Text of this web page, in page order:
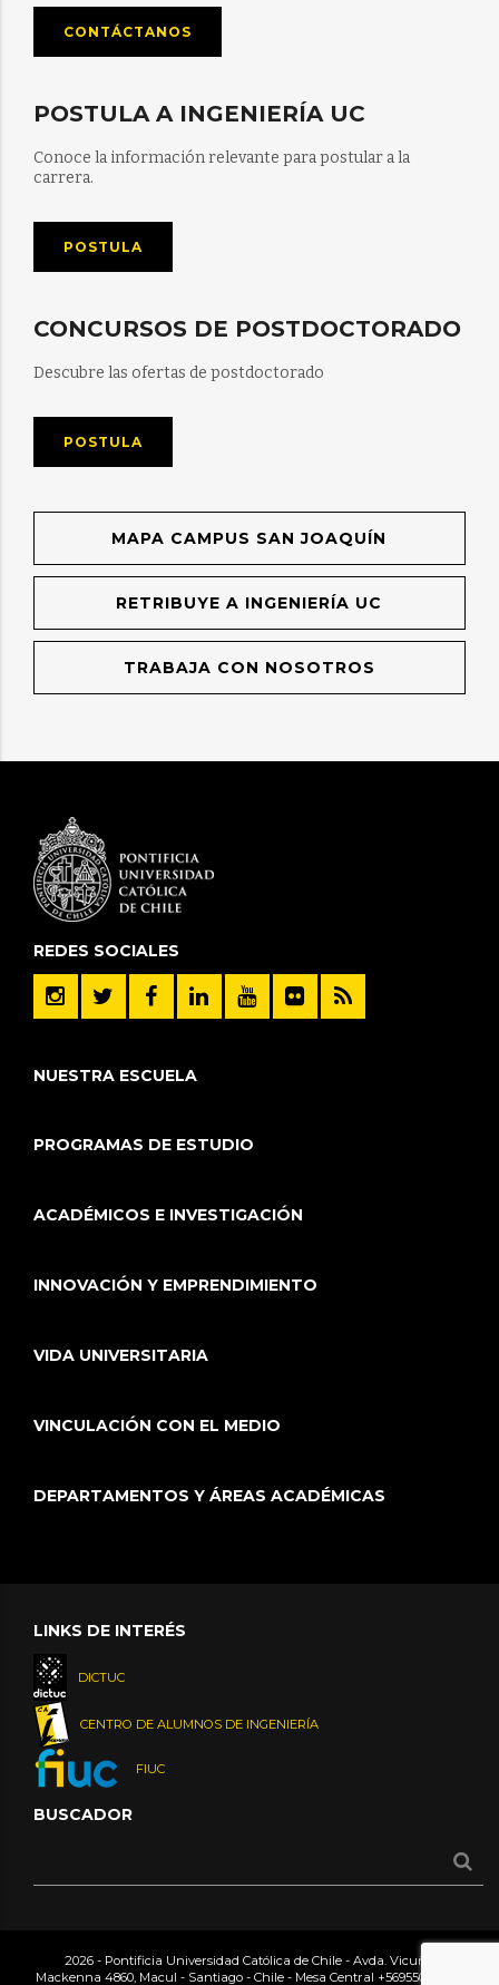
CONTÁCTANOS
POSTULA A INGENIERÍA UC
Conoce la información relevante para postular a la
carrera.
POSTULA
CONCURSOS DE POSTDOCTORADO
Descubre las ofertas de postdoctorado
POSTULA
MAPA CAMPUS SAN JOAQUÍN
RETRIBUYE A INGENIERÍA UC
TRABAJA CON NOSOTROS
REDES SOCIALES
NUESTRA ESCUELA
PROGRAMAS DE ESTUDIO
ACADÉMICOS E INVESTIGACIÓN
INNOVACIÓN Y EMPRENDIMIENTO
VIDA UNIVERSITARIA
VINCULACIÓN CON EL MEDIO
DEPARTAMENTOS Y ÁREAS ACADÉMICAS
LINKS DE INTERÉS
DICTUC
CENTRO DE ALUMNOS DE INGENIERÍA
FIUC
BUSCADOR
2026 - Pontificia Universidad Católica de Chile - Avda. Vicuña
Mackenna 4860, Macul - Santiago - Chile - Mesa Central +56955042000